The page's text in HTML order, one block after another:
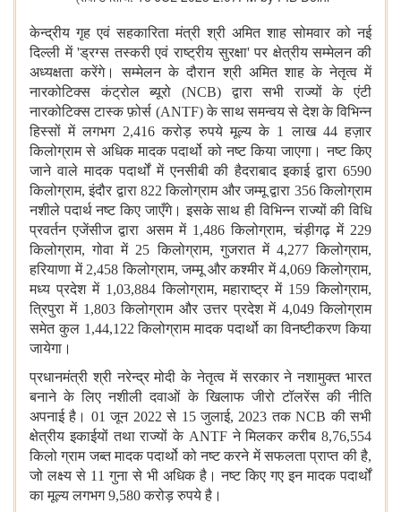
केन्द्रीय गृह एवं सहकारिता मंत्री श्री अमित शाह सोमवार को नई
दिल्ली में 'ड्रग्स तस्करी एवं राष्ट्रीय सुरक्षा' पर क्षेत्रीय सम्मेलन की
अध्यक्षता करेंगे। सम्मेलन के दौरान श्री अमित शाह के नेतृत्व में
नारकोटिक्स कंट्रोल ब्यूरो (NCB) द्वारा सभी राज्यों के एंटी
नारकोटिक्स टास्क फ़ोर्स (ANTF) के साथ समन्वय से देश के विभिन्न
हिस्सों में लगभग 2,416 करोड़ रुपये मूल्य के 1 लाख 44 हज़ार
किलोग्राम से अधिक मादक पदार्थो को नष्ट किया जाएगा। नष्ट किए
जाने वाले मादक पदार्थों में एनसीबी की हैदराबाद इकाई द्वारा 6590
किलोग्राम, इंदौर द्वारा 822 किलोग्राम और जम्मू द्वारा 356 किलोग्राम
नशीले पदार्थ नष्ट किए जाएँगे। इसके साथ ही विभिन्न राज्यों की विधि
प्रवर्तन एजेंसीज द्वारा असम में 1,486 किलोग्राम, चंड़ीगढ़ में 229
किलोग्राम, गोवा में 25 किलोग्राम, गुजरात में 4,277 किलोग्राम,
हरियाणा में 2,458 किलोग्राम, जम्मू और कश्मीर में 4,069 किलोग्राम,
मध्य प्रदेश में 1,03,884 किलोग्राम, महाराष्ट्र में 159 किलोग्राम,
त्रिपुरा में 1,803 किलोग्राम और उत्तर प्रदेश में 4,049 किलोग्राम
समेत कुल 1,44,122 किलोग्राम मादक पदार्थो का विनष्टीकरण किया
जायेगा।
प्रधानमंत्री श्री नरेन्द्र मोदी के नेतृत्व में सरकार ने नशामुक्त भारत
बनाने के लिए नशीली दवाओं के खिलाफ जीरो टॉलरेंस की नीति
अपनाई है। 01 जून 2022 से 15 जुलाई, 2023 तक NCB की सभी
क्षेत्रीय इकाईयों तथा राज्यों के ANTF ने मिलकर करीब 8,76,554
किलो ग्राम जब्त मादक पदार्थो को नष्ट करने में सफलता प्राप्त की है,
जो लक्ष्य से 11 गुना से भी अधिक है। नष्ट किए गए इन मादक पदार्थों
का मूल्य लगभग 9,580 करोड़ रुपये है।